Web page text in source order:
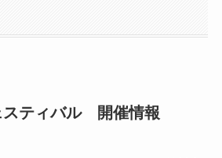
スティバル 開催情報